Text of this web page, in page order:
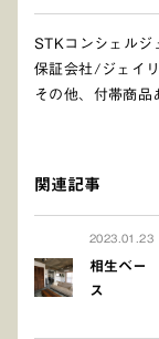
STKコンシェル
保証会社/ジェイ
その他、付帯商品
関連記事
2023.01.23
相生ベー
ス